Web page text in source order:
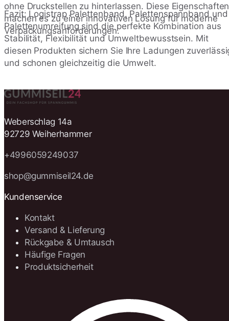
ohne Druckstellen zu hinterlassen. Diese Eigenschaften
machen es zu einer innovativen Lösung für moderne
Verpackungsanforderungen.
Fazit: Logistrap Palettenband, Palettenspannband und
Palettenumreifung sind die perfekte Kombination aus
Stabilität, Flexibilität und Umweltbewusstsein. Mit
diesen Produkten sichern Sie Ihre Ladungen
und schonen gleichzeitig die Umwelt.
Weberschlag 14a
92729 Weiherhammer
+4996059249037
shop@gummiseil24.de
Kundenservice
Kontakt
Versand & Lieferung
Rückgabe & Umtausch
Häufige Fragen
Produktsicherheit